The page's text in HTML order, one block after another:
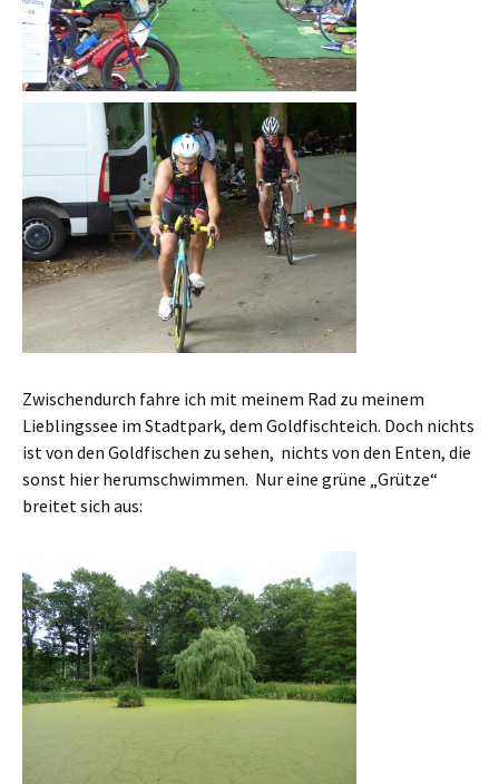
Zwischendurch fahre ich mit meinem Rad zu meinem
Lieblingssee im Stadtpark, dem Goldfischteich. Doch nichts
ist von den Goldfischen zu sehen, nichts von den Enten, die
sonst hier herumschwimmen. Nur eine grüne „Grütze“
breitet sich aus: